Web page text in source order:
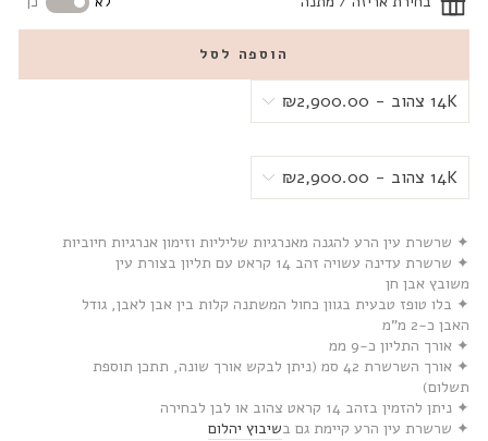
הוספה לסל
✦ שרשרת עין הרע להגנה מאנרגיות שליליות וזימון אנרגיות חיוביות
✦ שרשרת עדינה עשויה זהב 14 קראט עם תליון בצורת עין
משובץ אבן חן
✦ בלו טופז טבעית בגוון כחול המשתנה קלות בין אבן לאבן, גודל
האבן כ-2 מ"מ
✦ אורך התליון כ-9 ממ
✦ אורך השרשרת 42 סמ (ניתן לבקש אורך שונה, תתכן תוספת
תשלום)
✦ ניתן להזמין בזהב 14 קראט צהוב או לבן לבחירה
✦ שרשרת עין הרע קיימת גם בשיבוץ יהלום